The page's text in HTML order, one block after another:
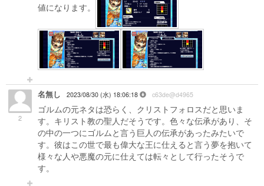
値になります。
2
名無し 2023/08/30 (水) 18:06:18 c63de@d4965
ゴルムの元ネタは恐らく、クリストフォロスだと思いま
す。キリスト教の聖人だそうです。色々な伝承があり、そ
の中の一つにゴルムと言う巨人の伝承があったみたいで
す。彼はこの世で最も偉大な王に仕えると言う夢を抱いて
様々な人や悪魔の元に仕えては転々として行ったそうで
す。